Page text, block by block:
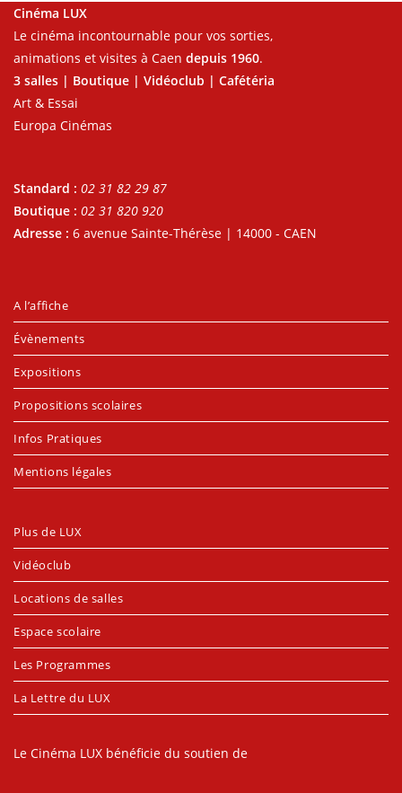
Cinéma LUX
Le cinéma incontournable pour vos sorties,
animations et visites à Caen depuis 1960.
3 salles | Boutique | Vidéoclub | Cafétéria
Art & Essai
Europa Cinémas
Standard : 02 31 82 29 87
Boutique : 02 31 820 920
Adresse : 6 avenue Sainte-Thérèse | 14000 - CAEN
A l’affiche
Évènements
Expositions
Propositions scolaires
Infos Pratiques
Mentions légales
Plus de LUX
Vidéoclub
Locations de salles
Espace scolaire
Les Programmes
La Lettre du LUX
Le Cinéma LUX bénéficie du soutien de